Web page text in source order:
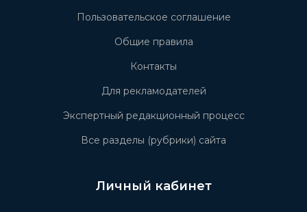
Пользовательское соглашение
Общие правила
Контакты
Для рекламодателей
Экспертный редакционный процесс
Все разделы (рубрики) сайта
Личный кабинет